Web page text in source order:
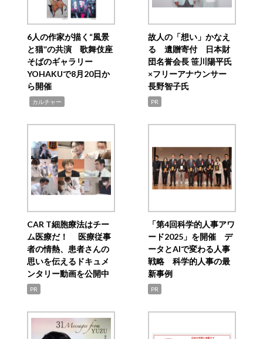
6人の作家が描く“風景
と猫”の共演 歌舞伎座
そばのギャラリー
YOHAKUで8月20日か
ら開催
カルチャー
故人の「想い」かなえ
る 遺贈寄付 日本財
団名誉会長 笹川陽平氏
×フリーアナウンサー
長野智子氏
PR
CAR T細胞療法はチー
ム医療だ！ 医療従事
者の情熱、患者さんの
思いを伝えるドキュメ
ンタリー動画を公開中
PR
「第4回科学的人事アワ
ード2025」を開催 デ
ータとAIで変わる人事
戦略 科学的人事の最
新事例
PR